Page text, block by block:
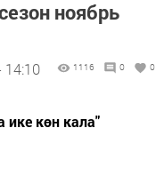
ноябрь
14:10 1116 0 0
ике көн кала"